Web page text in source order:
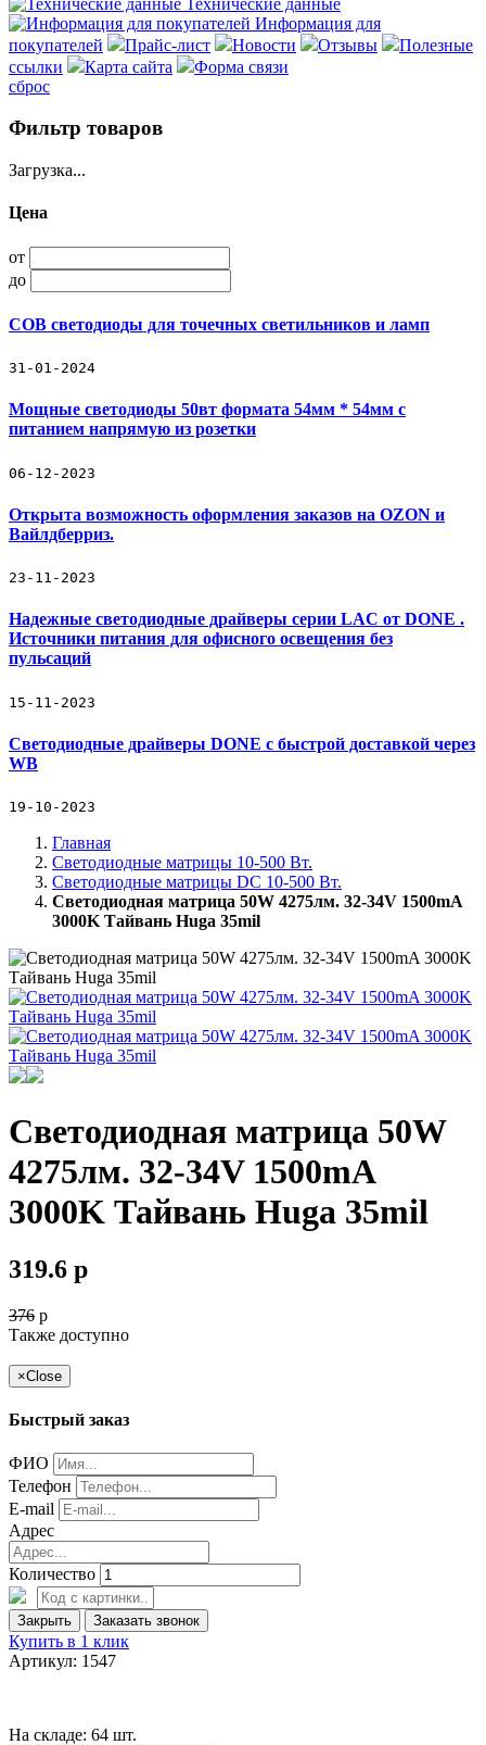
Информация для
покупателей
Прайс-лист Новости Отзывы
Полезные
ссылки
Карта сайта
Форма связи
сброс
Фильтр товаров
Загрузка...
Цена
от
до
COB светодиоды для точечных светильников и ламп
31-01-2024
Мощные светодиоды 50вт формата 54мм * 54мм с
питанием напрямую из розетки
06-12-2023
Открыта возможность оформления заказов на OZON и
Вайлдберриз.
23-11-2023
Надежные светодиодные драйверы серии LAC от DONE .
Источники питания для офисного освещения без
пульсаций
15-11-2023
Светодиодные драйверы DONE с быстрой доставкой через
WB
19-10-2023
Главная
Светодиодные матрицы 10-500 Вт.
Светодиодные матрицы DC 10-500 Вт.
Светодиодная матрица 50W 4275лм. 32-34V 1500mA
3000K Тайвань Huga 35mil
Светодиодная матрица 50W
4275лм. 32-34V 1500mA
3000K Тайвань Huga 35mil
319.6 p
376 p
Также доступно
×Close
Быстрый заказ
ФИО
Телефон
E-mail
Адрес
Количество
Закрыть Заказать звонок
Купить в 1 клик
Артикул: 1547
На складе: 64 шт.